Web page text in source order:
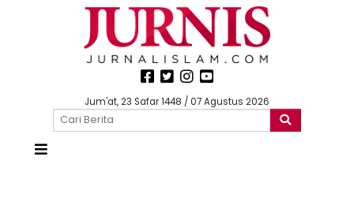
Jum'at, 23 Safar 1448 / 07 Agustus 2026